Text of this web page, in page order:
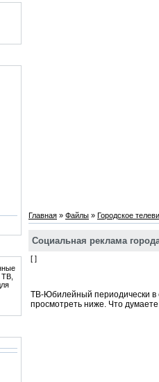
Главная » Файлы » Городское
Социальная реклама
[ ]
ТВ-Юбилейный периодически в
просмотреть ниже. Что